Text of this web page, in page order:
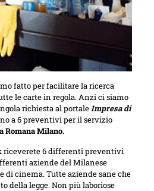
fatto per facilitare la ricerca
le carte in regola. Anzi ci siamo
richiesta al portaleImpresa di
a 6 preventivi per il servizio
Romana Milano.
riceverete 6 differenti preventivi
aziende del Milanese
di cinema. Tutte aziende sane che
della legge. Non più laboriose